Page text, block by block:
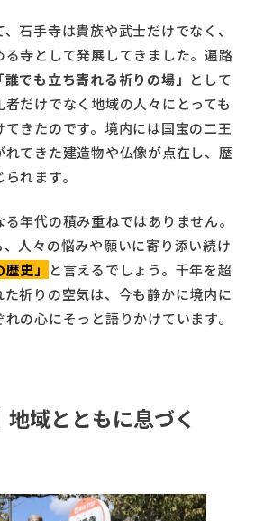
石手寺は貴族や武士だけでなく、
寺として発展してきました。遍路
「誰でも立ち寄れる祈りの場」 として
だけでなく地域の人々にとっても
きたのです。境内には国宝の二王
てきた建造物や仏像が点在し、歴
れます。
年代の積み重ねではありません。
人々の悩みや願いに寄り添い続け
史」
と言えるでしょう。千年を超
祈りの空気は、今も静かに境内に
の心にそっと語りかけています。
域とともに息づく